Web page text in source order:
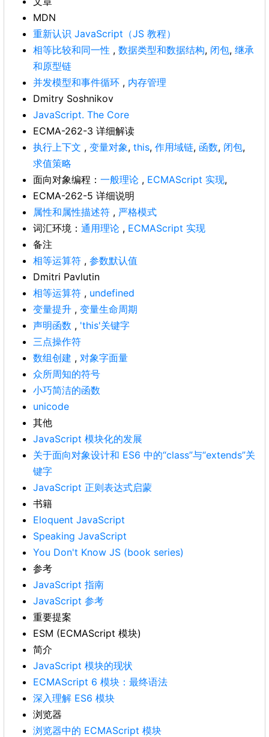
MDN
重新认识 JavaScript（JS 教程）
相等比较和同一性 , 数据类型和数据结构, 闭包, 继承
和原型链
并发模型和事件循环 , 内存管理
Dmitry Soshnikov
JavaScript. The Core
ECMA-262-3 详细解读
执行上下文 , 变量对象, this, 作用域链, 函数, 闭包,
求值策略
面向对象编程： 一般理论 , ECMAScript 实现,
ECMA-262-5 详细说明
属性和属性描述符 , 严格模式
词汇环境： 通用理论 , ECMAScript 实现
备注
相等运算符 , 参数默认值
Dmitri Pavlutin
相等运算符 , undefined
变量提升 , 变量生命周期
声明函数 , 'this'关键字
三点操作符
数组创建 , 对象字面量
众所周知的符号
小巧简洁的函数
unicode
其他
JavaScript 模块化的发展
关于面向对象设计和 ES6 中的“class”与“extends”关
键字
JavaScript 正则表达式启蒙
书籍
Eloquent JavaScript
Speaking JavaScript
You Don't Know JS (book series)
参考
JavaScript 指南
JavaScript 参考
重要提案
ESM (ECMAScript 模块)
简介
JavaScript 模块的现状
ECMAScript 6 模块：最终语法
深入理解 ES6 模块
浏览器
浏览器中的 ECMAScript 模块